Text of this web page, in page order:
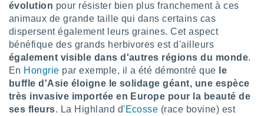
profils
des
des
évolution pour résister bien plus franchement à ces
animaux de grande taille qui dans certains cas
dispersent également leurs graines. Cet aspect
bénéfique des grands herbivores est d'ailleurs
également visible dans d'autres régions du monde.
En Hongrie par exemple, il a été démontré que le
buffle d'Asie éloigne le solidage géant, une espèce
très invasive importée en Europe pour la beauté de
ses fleurs. La Highland d'Ecosse (race bovine) est